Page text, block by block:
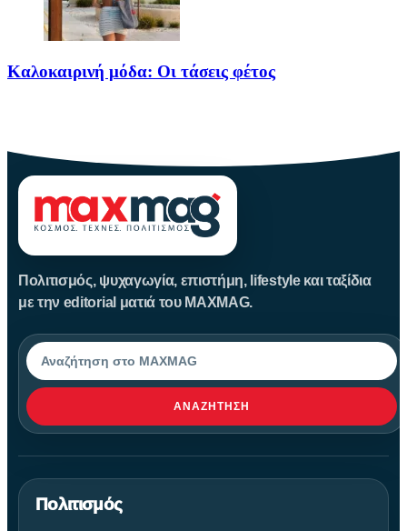
Καλοκαιρινή μόδα: Οι τάσεις φέτος
Πολιτισμός, ψυχαγωγία, επιστήμη, lifestyle και ταξίδια
με την editorial ματιά του MAXMAG.
Αναζήτηση
ΑΝΑΖΉΤΗΣΗ
Πολιτισμός